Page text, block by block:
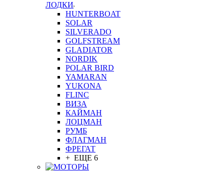
ЛОДКИ
HUNTERBOAT
SOLAR
SILVERADO
GOLFSTREAM
GLADIATOR
NORDIK
POLAR BIRD
YAMARAN
YUKONA
FLINC
ВИЗА
КАЙМАН
ЛОЦМАН
РУМБ
ФЛАГМАН
ФРЕГАТ
+ ЕЩЕ 6